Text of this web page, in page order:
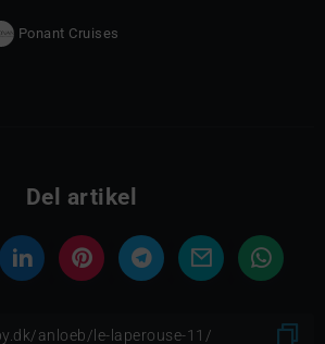
Ponant Cruises
Del artikel